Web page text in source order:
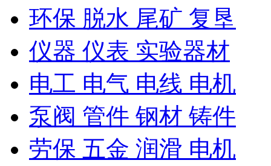
环保 脱水 尾矿 复垦
仪器 仪表 实验器材
电工 电气 电线 电机
泵阀 管件 钢材 铸件
劳保 五金 润滑 电机